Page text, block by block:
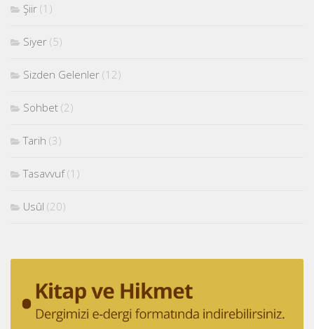
Şiir (1)
Siyer (5)
Sizden Gelenler (12)
Sohbet (2)
Tarih (3)
Tasavvuf(1)
Usûl (20)